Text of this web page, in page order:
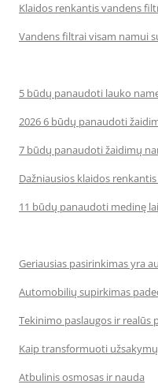
Klaidos renkantis vandens
Vandens filtrai visam namui
5 būdų panaudoti lauko
2026 6 būdų panaudoti
7 būdų panaudoti žaidimų
Dažniausios klaidos
11 būdų panaudoti medinę
Geriausias pasirinkimas yra
Automobilių supirkimas
Tekinimo paslaugos ir realūs
Kaip transformuoti
Atbulinis osmosas ir nauda